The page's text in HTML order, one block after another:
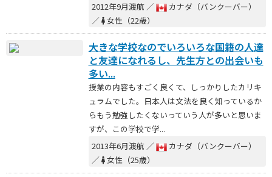
2012年9月渡航 ／
カナダ（バンクーバー）
／ 女性（22歳）
大きな学校なのでいろいろな国籍の人達
と友達になれるし、先生方との出会いも
多い...
授業の内容もすごく良くて、しっかりしたカリキ
ュラムでした。日本人は文法を良く知っているか
らもう勉強したくないっていう人が多いと思いま
すが、この学校で学...
2013年6月渡航 ／
カナダ（バンクーバー）
／ 女性（25歳）